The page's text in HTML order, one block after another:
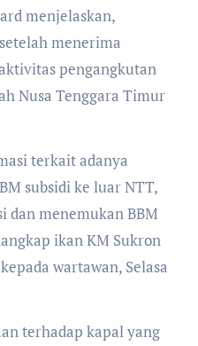
menjelaskan,
menerima
pengangkutan
Nusa Tenggara Timur
terkait adanya
subsidi ke luar NTT,
dan menemukan BBM
ikan KM Sukron
wartawan, Selasa
terhadap kapal yang